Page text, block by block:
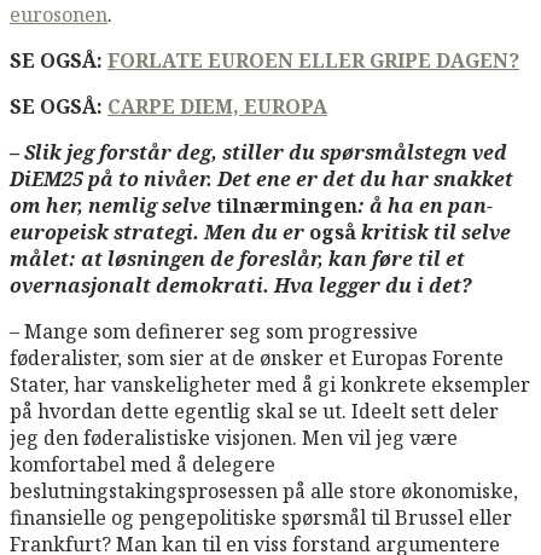
eurosonen.
SE OGSÅ: FORLATE EUROEN ELLER GRIPE DAGEN?
SE OGSÅ: CARPE DIEM, EUROPA
– Slik jeg forstår deg, stiller du spørsmålstegn ved
DiEM25 på to nivåer. Det ene er det du har snakket
om her, nemlig selvetilnærmingen: å ha en pan-
europeisk strategi. Men du er ogsåkritisk til selve
målet: at løsningen de foreslår, kan føre til et
overnasjonalt demokrati. Hva legger du i det?
– Mange som definerer seg som progressive
føderalister, som sier at de ønsker et Europas Forente
Stater, har vanskeligheter med å gi konkrete eksempler
på hvordan dette egentlig skal se ut. Ideelt sett deler
jeg den føderalistiske visjonen. Men vil jeg være
komfortabel med å delegere
beslutningstakingsprosessen på alle store økonomiske,
finansielle og pengepolitiske spørsmål til Brussel eller
Frankfurt? Man kan til en viss forstand argumentere